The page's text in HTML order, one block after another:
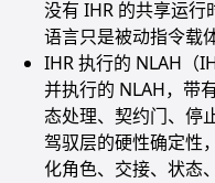
没有 IHR 的共享运行
语言只是被动指令载
IHR 执行的 NLAH（
并执行的 NLAH，带
态处理、契约门、停
驾驭层的硬性确定性
化角色、交接、状态